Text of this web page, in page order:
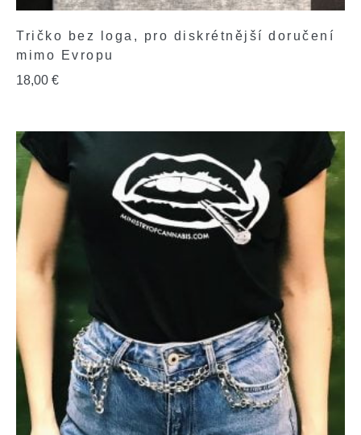
Tričko bez loga, pro diskrétnější doručení
mimo Evropu
18,00 €